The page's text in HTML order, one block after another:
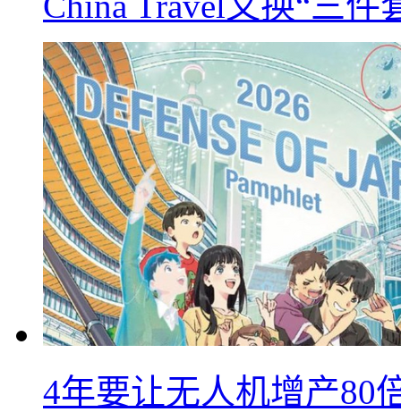
4年要让无人机增产80